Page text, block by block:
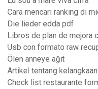
Cara mencari ranking di
Die lieder edda pdf
Libros de plan de mejora
Usb con formato raw
Ölen anneye ağıt
Artikel tentang
Check list restaurante